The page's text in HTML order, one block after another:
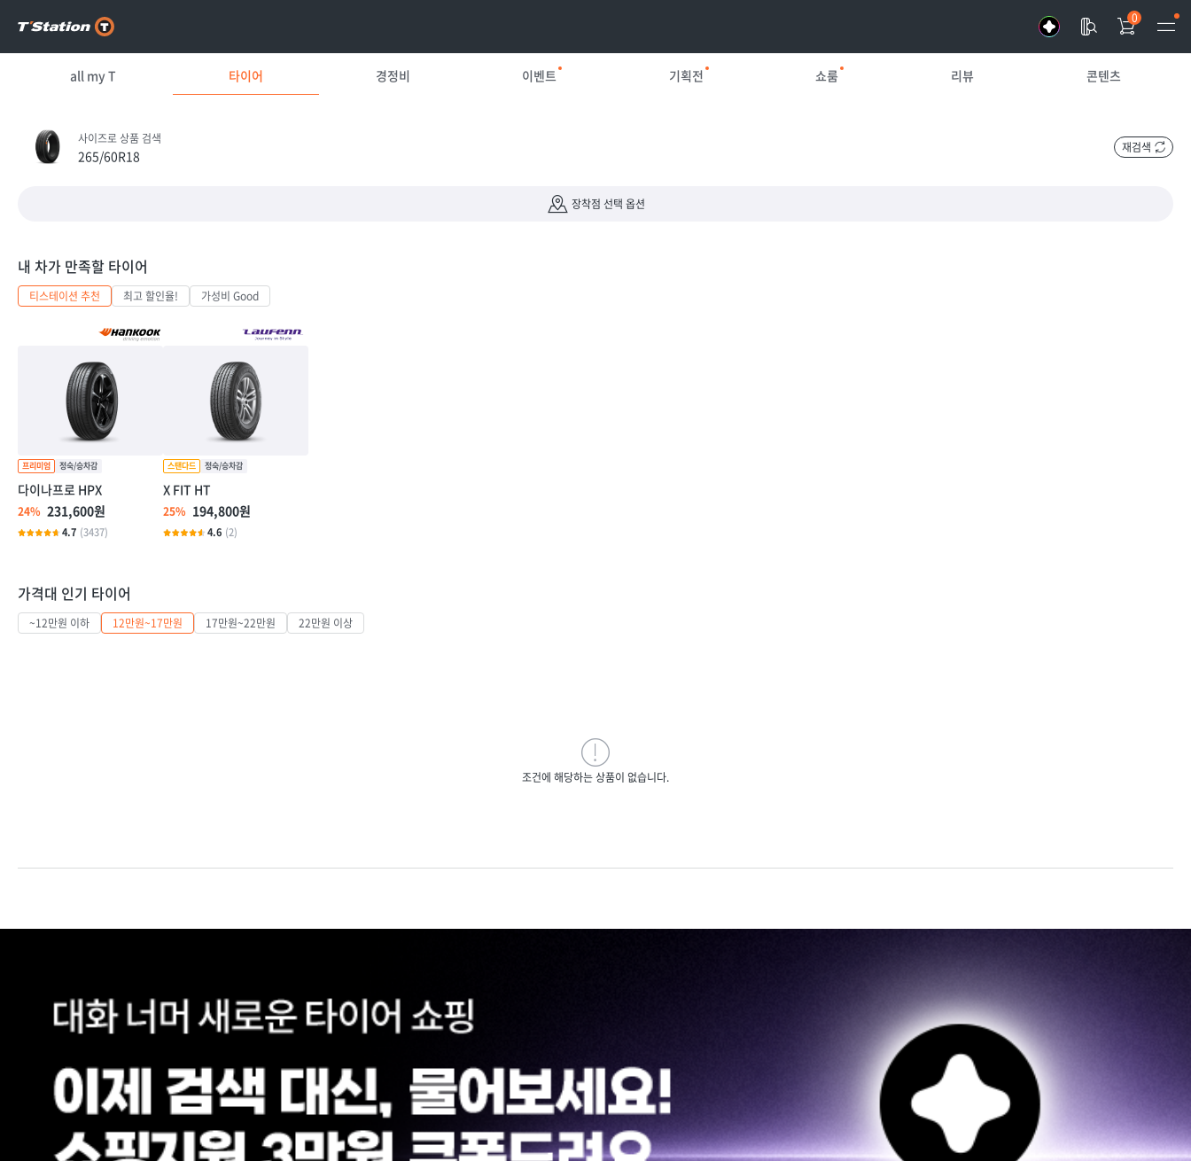
0
all my T 타이어 경정비 이벤트 기획전 쇼룸 리뷰 콘텐츠
사이즈로 상품 검색
265/60R18
재검색
장착점 선택 옵션
내 차가 만족할 타이어
티스테이션 추천 최고 할인율! 가성비 Good
다이나프로 HPX
24% 231,600원
4.7 (3437)
X FIT HT
25% 194,800원
4.6 (2)
가격대 인기 타이어
~12만원 이하 12만원~17만원 17만원~22만원 22만원 이상
조건에 해당하는 상품이 없습니다.